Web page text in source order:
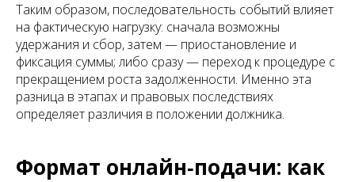
Таким образом, последовательность событий влияет
на фактическую нагрузку: сначала возможны
удержания и сбор, затем — приостановление и
фиксация суммы; либо сразу — переход к процедуре с
прекращением роста задолженности. Именно эта
разница в этапах и правовых последствиях
определяет различия в положении должника.
Формат онлайн‑подачи: как